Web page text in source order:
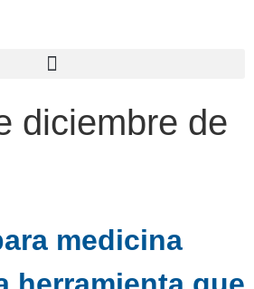
diciembre de
medicina